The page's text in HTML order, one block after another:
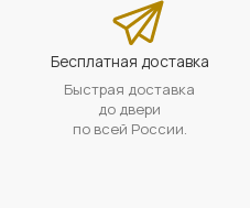
Бесплатная доставка
Быстрая доставка
до двери
по всей России.